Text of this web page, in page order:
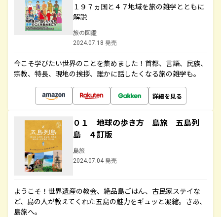
１９７ヵ国と４７地域を旅の雑学とともに
解説
旅の図鑑
2024.07.18 発売
今こそ学びたい世界のことを集めました！首都、言語、民族、
宗教、特長、現地の挨拶、誰かに話したくなる旅の雑学も。
詳細を見る
０１ 地球の歩き方 島旅 五島列
島 ４訂版
島旅
2024.07.04 発売
ようこそ！世界遺産の教会、絶品島ごはん、古民家ステイな
ど、島の人が教えてくれた五島の魅力をギュッと凝縮。さあ、
島旅へ。